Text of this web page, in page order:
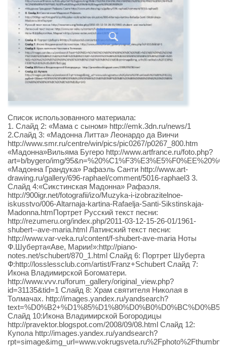
Список использованного материала:
1. Слайд 2: «Мама с сыном» http://emk.3dn.ru/news/1
2.Слайд 3: «Мадонна Литта» Леонардо да Винчи
http://www.smr.ru/centre/win/pics/pic0267/p0267_800.htm
«Мадонна»Вильяма Бугеро http://www.artfrance.ru/foto.php?
art=b/bygero/img/
«Мадонна Грандука» Рафаэль Санти http://www.art-
drawing.ru/gallery/696-raphael/comment/5016-raphael3 3.
Слайд 4:«Сикстинская Мадонна» Рафаэля.
http://900igr.net/fotografii/izo/Muzyka-i-izobrazitelnoe-
iskusstvo/006-Altarnaja-kartina-Rafaelja-Santi-Sikstinskaja-
Madonna.htmПортрет Русский текст песни:
http://rezumeru.org/index.php/2011-03-12-15-26-01/1961-
shubert--ave-maria.html Латинский текст песни:
http://www.var-veka.ru/content/f-shubert-ave-maria Ноты
Ф.Шуберта«Аве, Марии!»:http://piano-
notes.net/schubert/870_1.html Слайд 6: Портрет Шуберта
Ф:http://losslessclub.com/artist/Franz+Schubert Слайд 7:
Икона Владимирской Богоматери.
http://www.vvv.ru/forum_gallery/original_view.php?
id=31135&tid=1 Слайд 8: Храм святителя Николая в
Толмачах. http://images.yandex.ru/yandsearch?
Слайд 10:Икона Владимирской Богородицы
http://pravektor.blogspot.com/2008/09/08.html Слайд 12:
Купола http://images.yandex.ru/yandsearch?